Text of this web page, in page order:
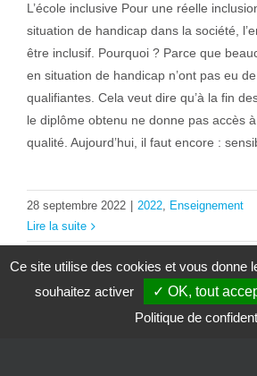
L’école inclusive Pour une réelle
situation de handicap dans la société,
être inclusif. Pourquoi ? Parce que
en situation de handicap n’ont pas eu
qualifiantes. Cela veut dire qu’à la fin
le diplôme obtenu ne donne pas accès
qualité. Aujourd’hui, il faut encore :
28 septembre 2022 2022, Enseignement
Lire la suite
Ce site utilise des cookies et vous donne
souhaitez activer
✓ OK, tout
Politique de